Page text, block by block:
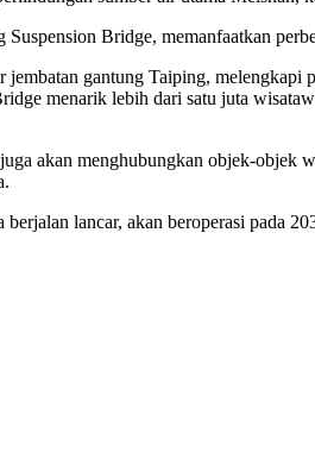
Bridge, memanfaatkan
gantung Taiping, melengkapi
menarik lebih dari satu juta
akan menghubungkan objek-objek
lancar, akan beroperasi pada